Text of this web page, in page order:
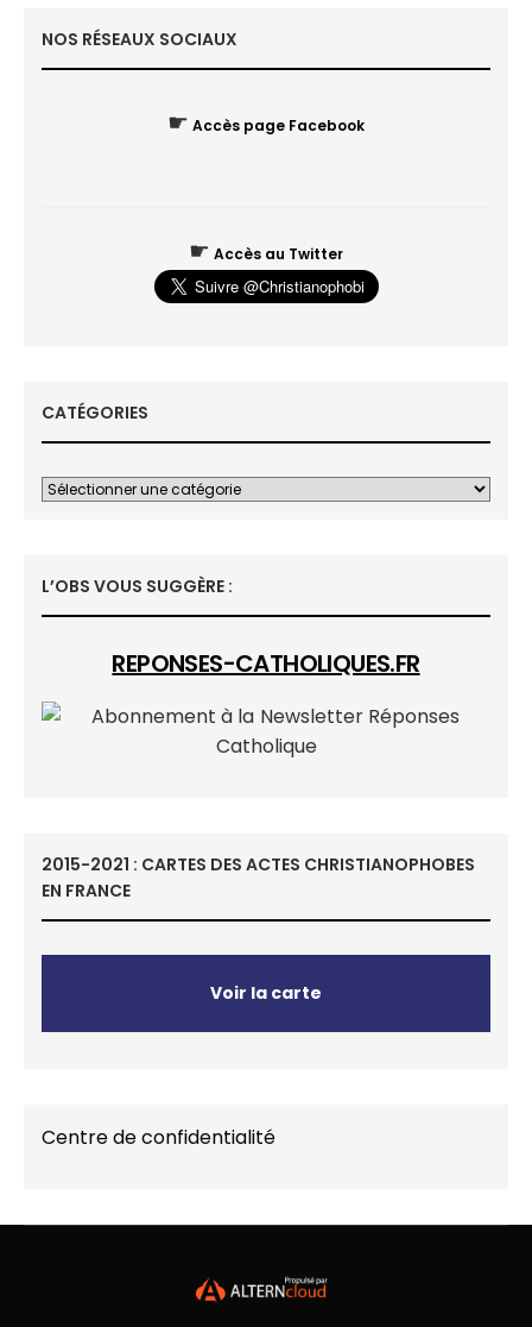
NOS RÉSEAUX SOCIAUX
☛ Accès page Facebook
☛ Accès au Twitter
CATÉGORIES
L’OBS VOUS SUGGÈRE :
REPONSES-CATHOLIQUES.FR
2015-2021 : CARTES DES ACTES CHRISTIANOPHOBES
EN FRANCE
Voir la carte
Centre de confidentialité